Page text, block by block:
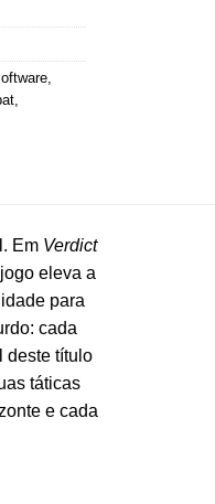
Em Verdict
eleva a
para
cada
deste título
táticas
e cada